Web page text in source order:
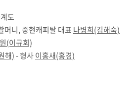
도
머니, 중현캐피탈 대표 나병희(김해숙)
(이규회)
해)- 형사이홍새(홍경)